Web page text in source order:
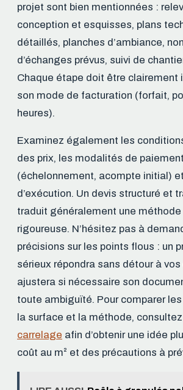
projet sont bien mentionnées :
conception et esquisses, plans
détaillés, planches d’ambiance,
d’échanges prévus, suivi de
Chaque étape doit être clairement
son mode de facturation (forfait,
heures).
Examinez également les
des prix, les modalités de paiement
(échelonnement, acompte initial)
d’exécution. Un devis structuré et
traduit généralement une méthode
rigoureuse. N’hésitez pas à
précisions sur les points flous : un
sérieux répondra sans détour à
ajustera si nécessaire son
toute ambiguïté. Pour comparer
la surface et la méthode, consultez
carrelage afin d’obtenir une idée
coût au m² et des précautions à